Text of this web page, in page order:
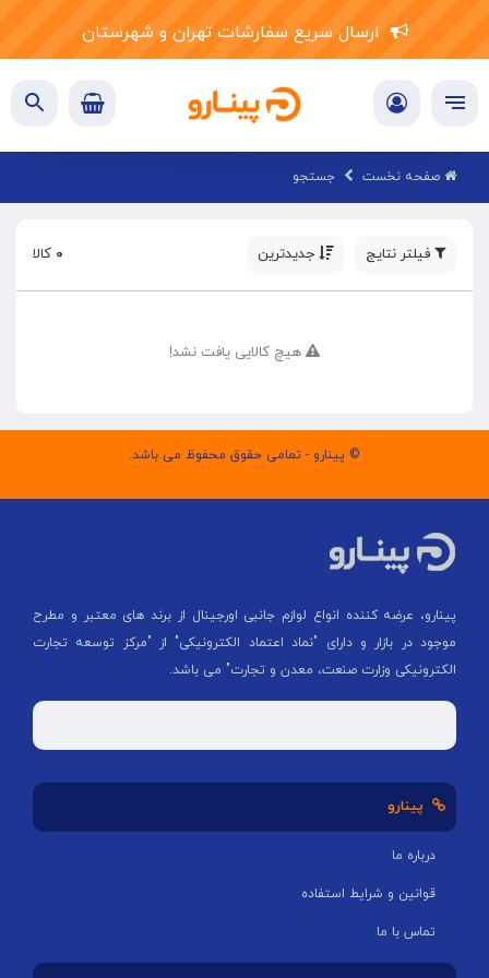
ارسال سریع سفارشات تهران و شهرستان
صفحه نخست جستجو
فیلتر نتایج جدیدترین ۰ کالا
هیچ کالایی یافت نشد!
© پینارو - تمامی حقوق محفوظ می باشد.
پینارو، عرضه کننده انواع لوازم جانبی اورجینال از برند های معتبر و مطرح
موجود در بازار و دارای "نماد اعتماد الکترونیکی" از "مركز توسعه تجارت
الكترونیكی وزارت صنعت، معدن و تجارت" می باشد.
پینارو
درباره ما
قوانین و شرایط استفاده
تماس با ما